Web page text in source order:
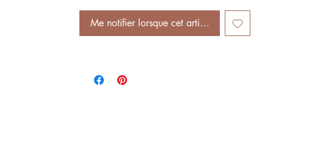
Me notifier lorsque cet article est disponible